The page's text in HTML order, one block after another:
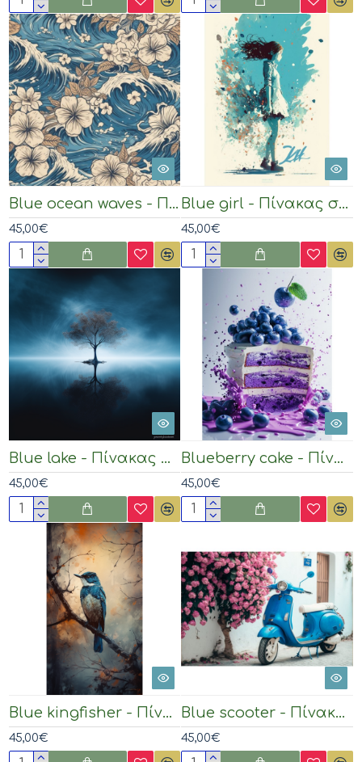
Blue ocean waves - Πίνακας σε καμβά
45,00€
Blue girl - Πίνακας σε καμβά
45,00€
Blue lake - Πίνακας σε καμβά
45,00€
Blueberry cake - Πίνακας σε καμβά
45,00€
Blue kingfisher - Πίνακας σε καμβά
45,00€
Blue scooter - Πίνακας σε καμβά
45,00€